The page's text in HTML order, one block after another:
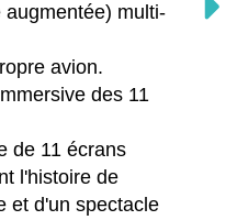
multi-
avion.
des 11
de 11 écrans
l'histoire de
et d'un spectacle